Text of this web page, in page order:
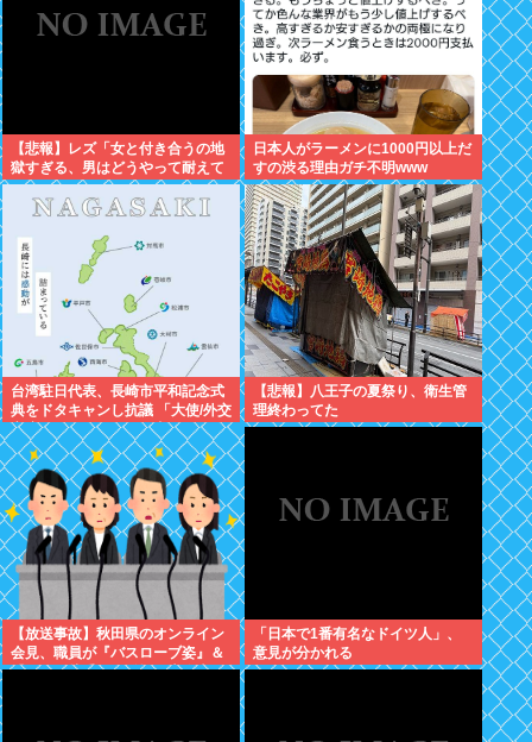
【悲報】レズ「女と付き合うの地
獄すぎる、男はどうやって耐えて
んの？」
日本人がラーメンに1000円以上だ
すの渋る理由ガチ不明www
台湾駐日代表、長崎市平和記念式
典をドタキャンし抗議 「大使/外交
官席ではないエリアに座らされる
のは国家としてのプライドが傷つ
く」
【悲報】八王子の夏祭り、衛生管
理終わってた
【放送事故】秋田県のオンライン
会見、職員が『バスローブ姿』＆
『たばこ片手』で登場し大炎上
「日本で1番有名なドイツ人」、
意見が分かれる